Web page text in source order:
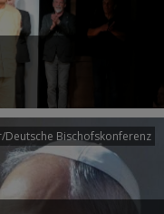
Deutsche Bischofskonferenz